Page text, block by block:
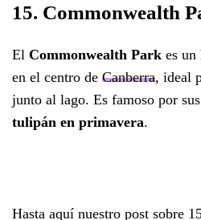
15. Commonwealth
El Commonwealth Park es un
en el centro de Canberra, ideal
junto al lago. Es famoso por
tulipán en primavera.
Hasta aquí nuestro post sobre